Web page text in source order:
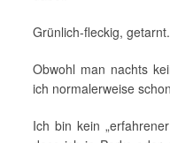
Grünlich-fleckig, getarnt.
Obwohl man nachts
ich normalerweise
Ich bin kein